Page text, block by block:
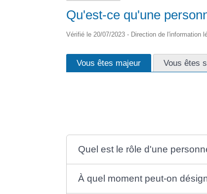
Qu'est-ce qu'une
Vérifié le 20/07/2023 - Direction de l'information
Vous êtes majeur Vous êtes
Quel est le rôle d'une
À quel moment peut-on